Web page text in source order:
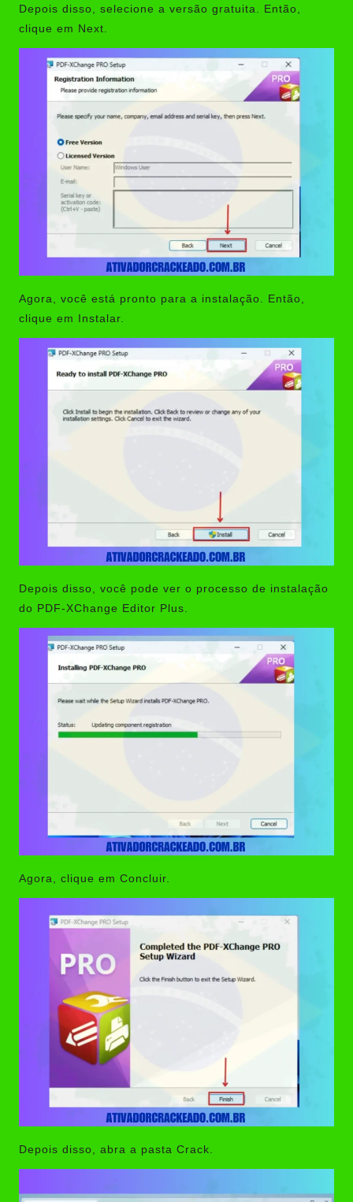
Depois disso, selecione a versão gratuita. Então,
clique em Next.
Agora, você está pronto para a instalação. Então,
clique em Instalar.
Depois disso, você pode ver o processo de instalação
do PDF-XChange Editor Plus.
Agora, clique em Concluir.
Depois disso, abra a pasta Crack.